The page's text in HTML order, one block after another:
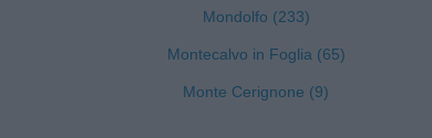
Mondolfo (233)
Montecalvo in Foglia (65)
Monte Cerignone (9)